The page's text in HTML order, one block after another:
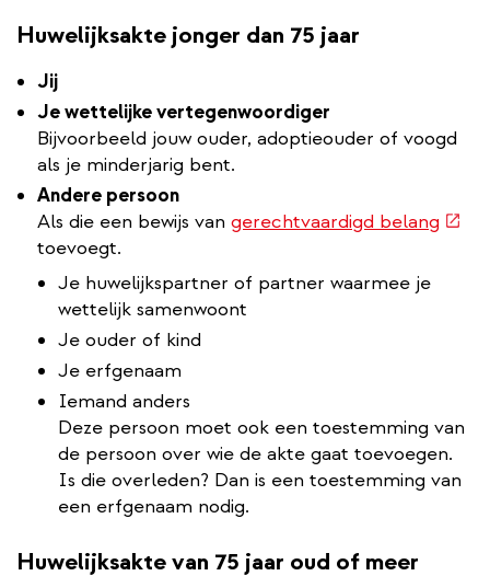
Huwelijksakte jonger dan 75 jaar
Jij
Je wettelijke vertegenwoordiger
Bijvoorbeeld jouw ouder, adoptieouder of voogd
als je minderjarig bent.
Andere persoon
Als die een bewijs van gerechtvaardigd belang
toevoegt.
Je huwelijkspartner of partner waarmee je
wettelijk samenwoont
Je ouder of kind
Je erfgenaam
Iemand anders
Deze persoon moet ook een toestemming van
de persoon over wie de akte gaat toevoegen.
Is die overleden? Dan is een toestemming van
een erfgenaam nodig.
Huwelijksakte van 75 jaar oud of meer